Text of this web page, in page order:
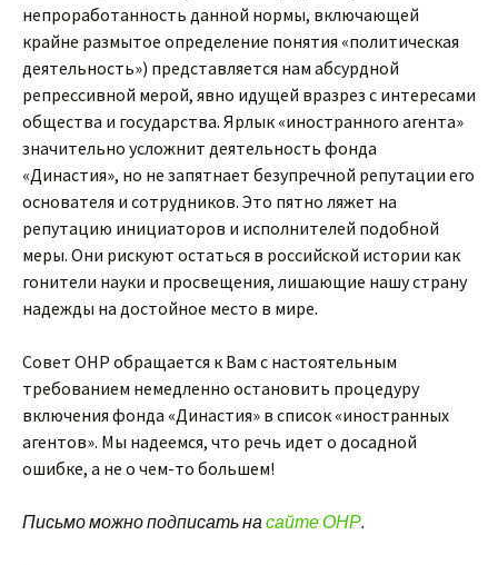
непроработанность данной нормы, включающей
крайне размытое определение понятия «политическая
деятельность») представляется нам абсурдной
репрессивной мерой, явно идущей вразрез с интересами
общества и государства. Ярлык «иностранного агента»
значительно усложнит деятельность фонда
«Династия», но не запятнает безупречной репутации его
основателя и сотрудников. Это пятно ляжет на
репутацию инициаторов и исполнителей подобной
меры. Они рискуют остаться в российской истории как
гонители науки и просвещения, лишающие нашу страну
надежды на достойное место в мире.
Совет ОНР обращается к Вам с настоятельным
требованием немедленно остановить процедуру
включения фонда «Династия» в список «иностранных
агентов». Мы надеемся, что речь идет о досадной
ошибке, а не о чем-то большем!
Письмо можно подписать насайте ОНР.